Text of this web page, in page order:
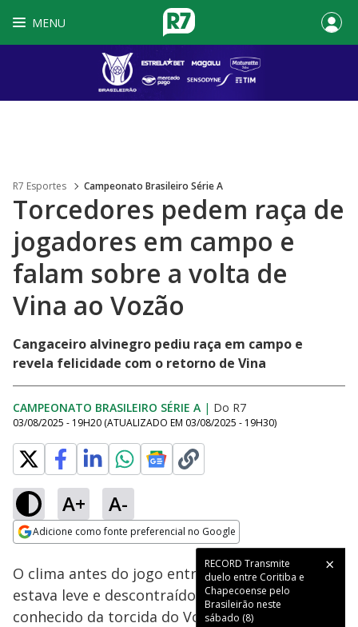
MENU
R7 Esportes Campeonato Brasileiro Série A
Torcedores pedem raça de
jogadores em campo e
falam sobre a volta de
Vina ao Vozão
Cangaceiro alvinegro pediu raça em campo e
revela felicidade com o retorno de Vina
CAMPEONATO BRASILEIRO SÉRIE A | Do R7
03/08/2025 - 19H20 (ATUALIZADO EM 03/08/2025 - 19H30)
A+ A-
Adicione como fonte preferencial no Google
RECORD Transmite
duelo entre Coritiba e
Chapecoense pelo
Brasileirão neste
sábado (8)
Ativar
Loaded
29.41%
O clima antes do jogo entre Ceará e Flamengo
estava leve e descontraído. Um torcedor muito
conhecido da torcida do Vozão, o Cangaceiro